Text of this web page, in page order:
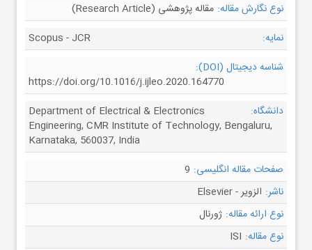
نوع نگارش مقاله: مقاله پژوهشی (Research Article)
نمایه:
Scopus - JCR
شناسه دیجیتال (DOI):
https://doi.org/10.1016/j.ijleo.2020.164770
دانشگاه:
Department of Electrical & Electronics
Engineering, CMR Institute of Technology, Bengaluru,
Karnataka, 560037, India
صفحات مقاله انگلیسی: 9
ناشر: الزویر - Elsevier
نوع ارائه مقاله: ژورنال
نوع مقاله: ISI